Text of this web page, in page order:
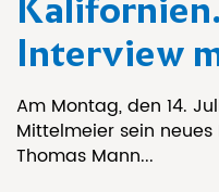
Interview
Am Montag, den 14.
Mittelmeier sein neues
Thomas Mann...